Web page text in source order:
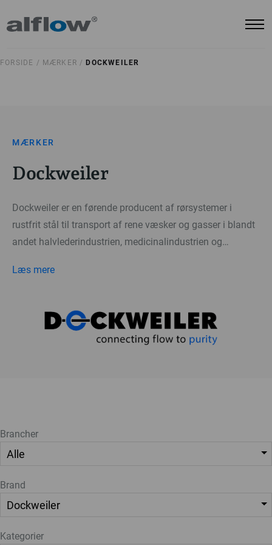
FORSIDE / MÆRKER / DOCKWEILER
MÆRKER
Dockweiler
Dockweiler er en førende producent af rørsystemer i
rustfrit stål til transport af rene væsker og gasser i blandt
andet halvlederindustrien, medicinalindustrien og
Læs mere
Brancher
Brand
Kategorier